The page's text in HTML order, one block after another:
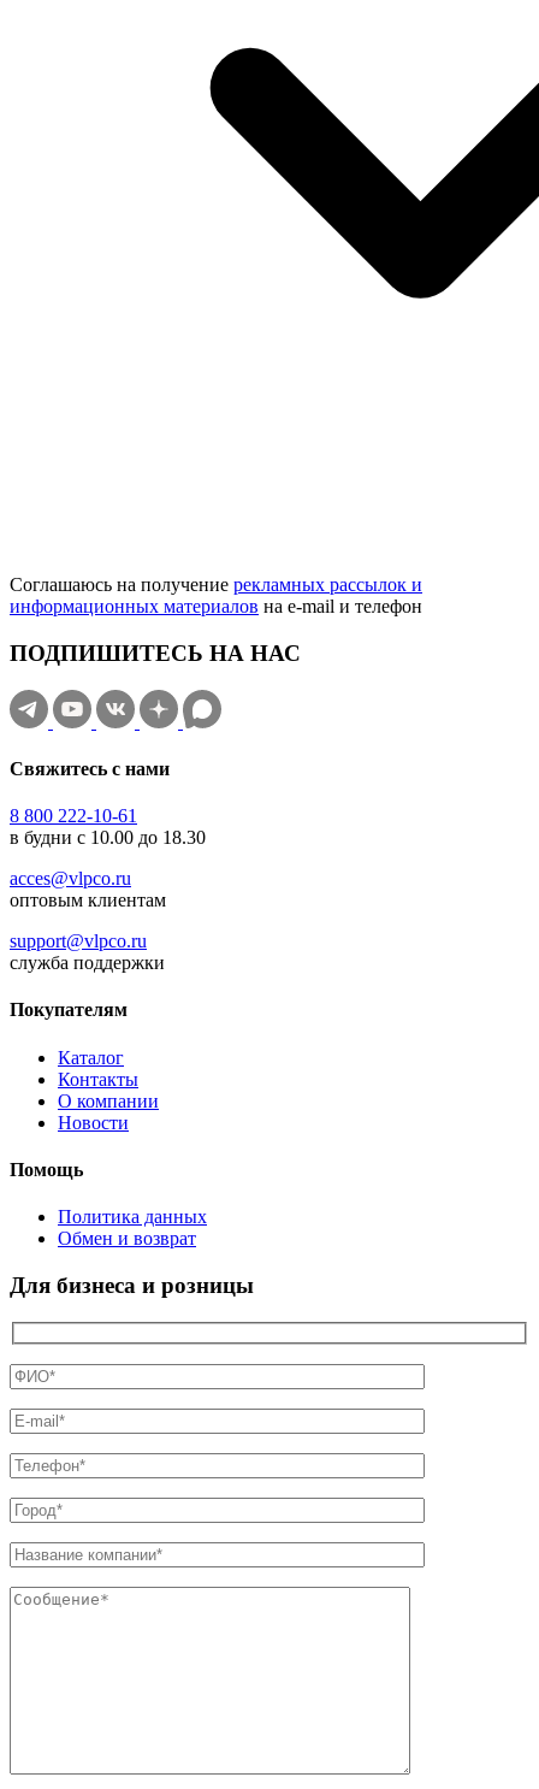
Соглашаюсь на получение рекламных рассылок и
информационных материалов на e‑mail и телефон
ПОДПИШИТЕСЬ НА НАС
Свяжитесь с нами
8 800 222-10-61
в будни с 10.00 до 18.30
acces@vlpco.ru
оптовым клиентам
support@vlpco.ru
служба поддержки
Покупателям
Каталог
Контакты
О компании
Новости
Помощь
Политика данных
Обмен и возврат
Для бизнеса и розницы